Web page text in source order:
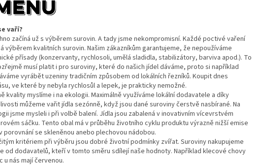
vaří?
začíná už s výběrem surovin. A tady jsme nekompromisní. Každé poctivé vaření
výběrem kvalitních surovin. Našim zákazníkům garantujeme, že nepoužíváme
přísady (konzervanty, rychlosoli, umělá sladidla, stabilizátory, barviva apod.). To
musí platit i pro suroviny, které do našich jídel dáváme, proto si například
vyrábět uzeniny tradičním způsobem od lokálních řezníků. Koupit dnes
ve které by nebyla rychlosůl a lepek, je prakticky nemožné.
kvality myslíme i na ekologii. Maximálně využíváme lokální dodavatele a díky
můžeme vařit jídla sezónně, když jsou dané suroviny čerstvě nasbírané. Na
jsme mysleli i při volbě balení. Jídla jsou zabalená v inovativním vícevrstvém
sáčku. Tento obal má v průběhu životního cyklu produktu výrazně nižší emise
porovnání se skleněnou anebo plechovou nádobou.
kritériem při výběru jsou dobré životní podmínky zvířat. Suroviny nakupujeme
od dodavatelů, kteří v tomto směru sdílejí naše hodnoty. Například klecové chovy
u nás mají červenou.